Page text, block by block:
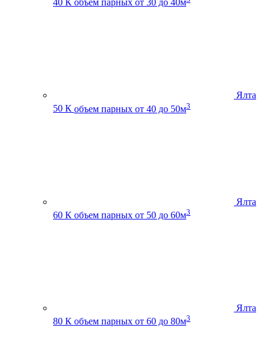
40 К объем парных от 30 до 40м
Ялта
50 К объем парных от 40 до 50м3
Ялта
60 К объем парных от 50 до 60м3
Ялта
80 К объем парных от 60 до 80м3